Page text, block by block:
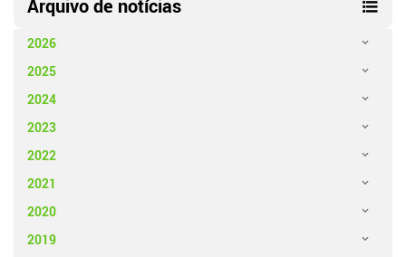
Arquivo de notícias
2026
2025
2024
2023
2022
2021
2020
2019